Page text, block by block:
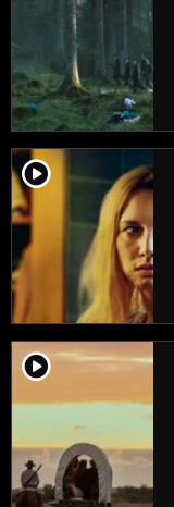
player2
player2